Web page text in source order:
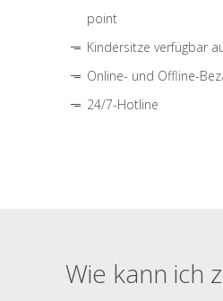
point
Kindersitze verfügbar
Online- und Offline-
24/7-Hotline
Wie kann ich